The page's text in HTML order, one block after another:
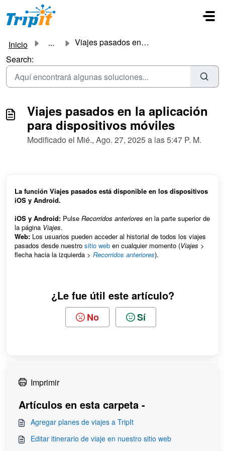
Ir al contenido principal
Inicio ...
Viajes pasados en la aplicación para dispositivos móviles
Search:
Viajes pasados en la aplicación
para dispositivos móviles
Modificado el Mié., Ago. 27, 2025 a las 5:47 P. M.
La función Viajes pasados está disponible en los dispositivos
iOS y Android.
iOS y Android: Pulse Recorridos anteriores en la parte superior de
la página Viajes.
Web: Los usuarios pueden acceder al historial de todos los viajes
pasados desde nuestro sitio web en cualquier momento (Viajes >
flecha hacia la izquierda > Recorridos anteriores).
¿Le fue útil este artículo?
No Sí
Imprimir
Artículos en esta carpeta -
Agregar planes de viajes a TripIt
Editar itinerario de viaje en nuestro sitio web